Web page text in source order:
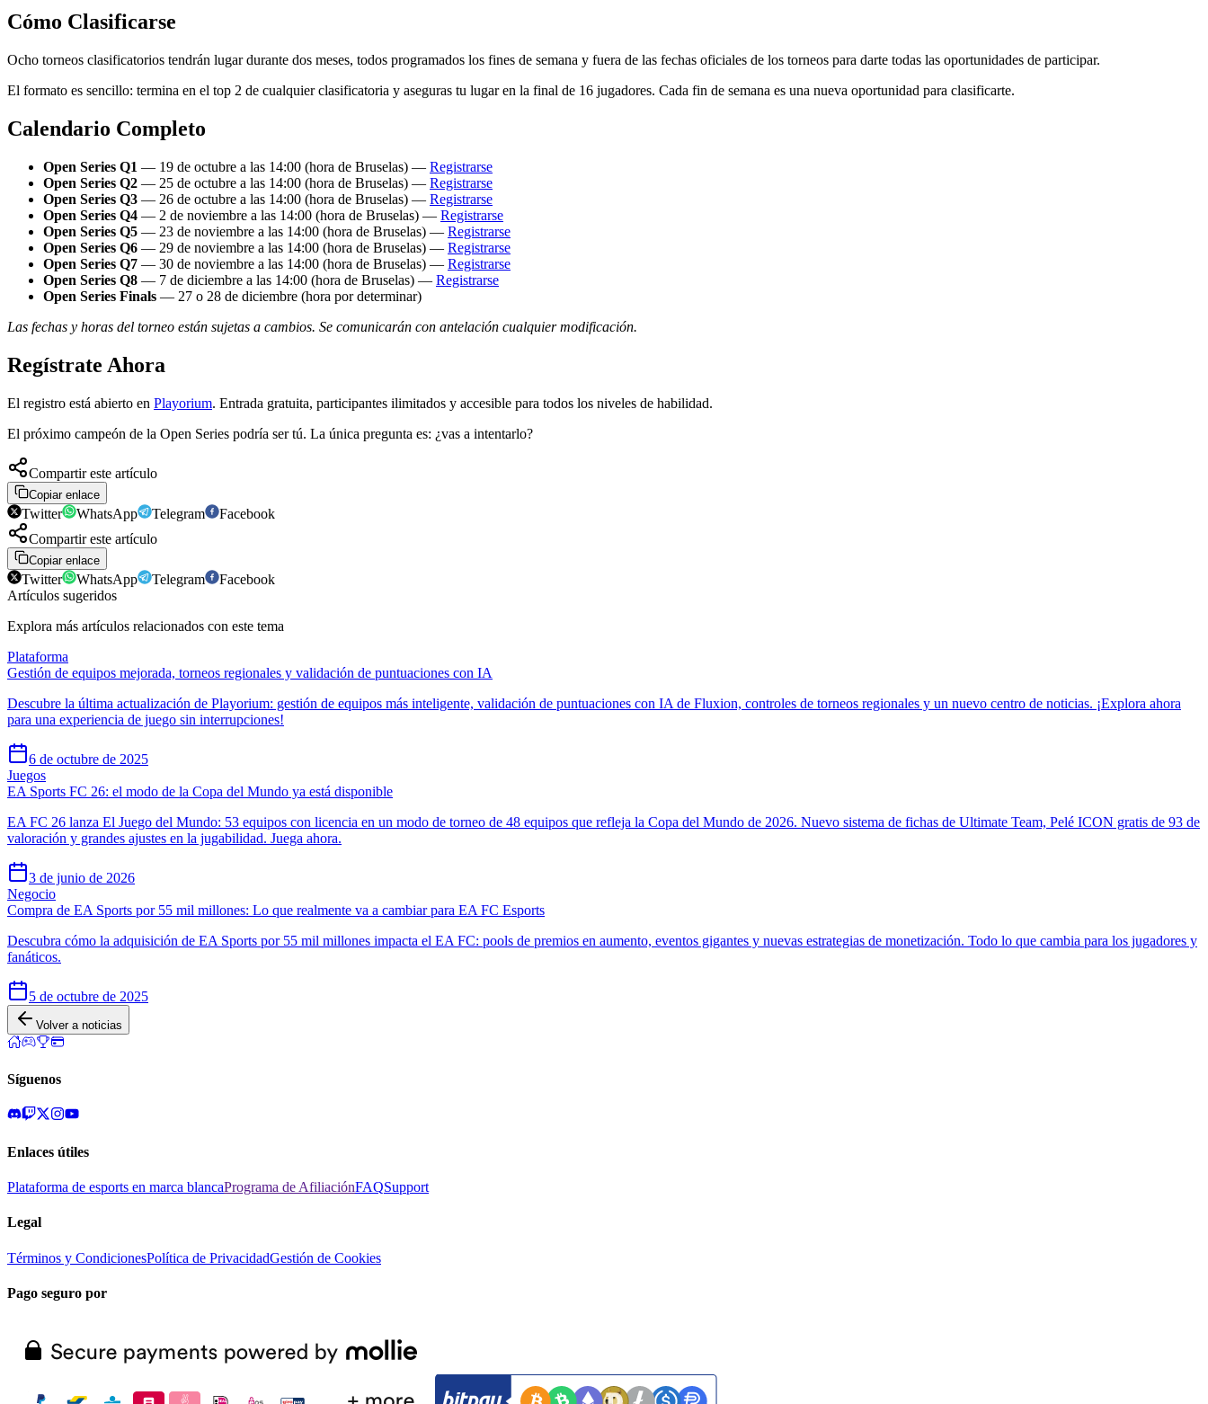
Cómo Clasificarse
Ocho torneos clasificatorios tendrán lugar durante dos meses, todos programados los fines de semana y fuera de las fechas oficiales de los torneos para darte todas las oportunidades de participar.
El formato es sencillo: termina en el top 2 de cualquier clasificatoria y aseguras tu lugar en la final de 16 jugadores. Cada fin de semana es una nueva oportunidad para clasificarte.
Calendario Completo
Open Series Q1 — 19 de octubre a las 14:00 (hora de Bruselas) — Registrarse
Open Series Q2 — 25 de octubre a las 14:00 (hora de Bruselas) — Registrarse
Open Series Q3 — 26 de octubre a las 14:00 (hora de Bruselas) — Registrarse
Open Series Q4 — 2 de noviembre a las 14:00 (hora de Bruselas) — Registrarse
Open Series Q5 — 23 de noviembre a las 14:00 (hora de Bruselas) — Registrarse
Open Series Q6 — 29 de noviembre a las 14:00 (hora de Bruselas) — Registrarse
Open Series Q7 — 30 de noviembre a las 14:00 (hora de Bruselas) — Registrarse
Open Series Q8 — 7 de diciembre a las 14:00 (hora de Bruselas) — Registrarse
Open Series Finals — 27 o 28 de diciembre (hora por determinar)
Las fechas y horas del torneo están sujetas a cambios. Se comunicarán con antelación cualquier modificación.
Regístrate Ahora
El registro está abierto en Playorium. Entrada gratuita, participantes ilimitados y accesible para todos los niveles de habilidad.
El próximo campeón de la Open Series podría ser tú. La única pregunta es: ¿vas a intentarlo?
Compartir este artículo
Copiar enlace
Twitter WhatsApp Telegram
Facebook
Compartir este artículo
Copiar enlace
Twitter WhatsApp Telegram
Facebook
Artículos sugeridos
Explora más artículos relacionados con este tema
Plataforma
Gestión de equipos mejorada, torneos regionales y validación de puntuaciones con IA
Descubre la última actualización de Playorium: gestión de equipos más inteligente, validación de puntuaciones con IA de Fluxion, controles de torneos regionales y un nuevo centro de noticias. ¡Explora ahora
para una experiencia de juego sin interrupciones!
6 de octubre de 2025
Juegos
EA Sports FC 26: el modo de la Copa del Mundo ya está disponible
EA FC 26 lanza El Juego del Mundo: 53 equipos con licencia en un modo de torneo de 48 equipos que refleja la Copa del Mundo de 2026. Nuevo sistema de fichas de Ultimate Team, Pelé ICON gratis de 93 de
valoración y grandes ajustes en la jugabilidad. Juega ahora.
3 de junio de 2026
Negocio
Compra de EA Sports por 55 mil millones: Lo que realmente va a cambiar para EA FC Esports
Descubra cómo la adquisición de EA Sports por 55 mil millones impacta el EA FC: pools de premios en aumento, eventos gigantes y nuevas estrategias de monetización. Todo lo que cambia para los jugadores y
fanáticos.
5 de octubre de 2025
Volver a noticias
Síguenos
Enlaces útiles
Plataforma de esports en marca blancaPrograma de AfiliaciónFAQSupport
Legal
Términos y CondicionesPolítica de PrivacidadGestión de Cookies
Pago seguro por